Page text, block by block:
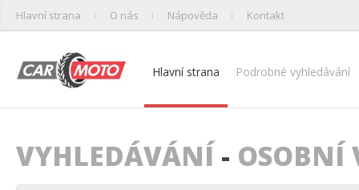
Hlavní strana O nás Nápověda Kontakt
Hlavní strana Podrobné vyhledávání
VYHLEDÁVÁNÍ - OSOBNÍ